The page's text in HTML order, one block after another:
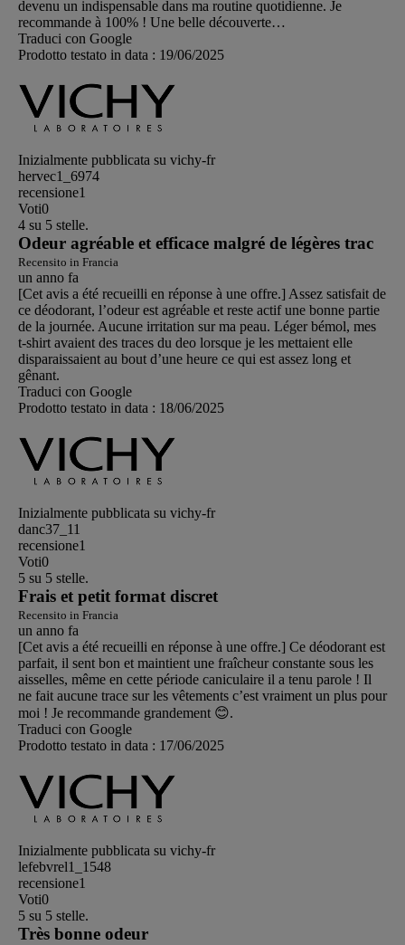
devenu un indispensable dans ma routine quotidienne. Je
recommande à 100% ! Une belle découverte…
Traduci con Google
Prodotto testato in data : 19/06/2025
Inizialmente pubblicata su vichy-fr
hervec1_6974
recensione1
Voti0
4 su 5 stelle.
Odeur agréable et efficace malgré de légères trac
Recensito in Francia
un anno fa
[Cet avis a été recueilli en réponse à une offre.] Assez satisfait de
ce déodorant, l’odeur est agréable et reste actif une bonne partie
de la journée. Aucune irritation sur ma peau. Léger bémol, mes
t-shirt avaient des traces du deo lorsque je les mettaient elle
disparaissaient au bout d’une heure ce qui est assez long et
gênant.
Traduci con Google
Prodotto testato in data : 18/06/2025
Inizialmente pubblicata su vichy-fr
danc37_11
recensione1
Voti0
5 su 5 stelle.
Frais et petit format discret
Recensito in Francia
un anno fa
[Cet avis a été recueilli en réponse à une offre.] Ce déodorant est
parfait, il sent bon et maintient une fraîcheur constante sous les
aisselles, même en cette période caniculaire il a tenu parole ! Il
ne fait aucune trace sur les vêtements c’est vraiment un plus pour
moi ! Je recommande grandement 😊.
Traduci con Google
Prodotto testato in data : 17/06/2025
Inizialmente pubblicata su vichy-fr
lefebvrel1_1548
recensione1
Voti0
5 su 5 stelle.
Très bonne odeur